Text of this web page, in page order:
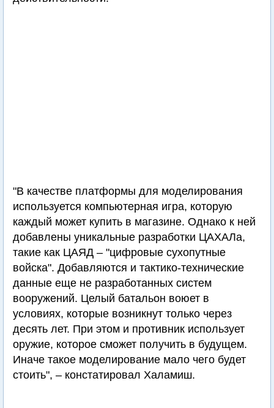
"В качестве платформы для моделирования
используется компьютерная игра, которую
каждый может купить в магазине. Однако к ней
добавлены уникальные разработки ЦАХАЛа,
такие как ЦАЯД – "цифровые сухопутные
войска". Добавляются и тактико-технические
данные еще не разработанных систем
вооружений. Целый батальон воюет в
условиях, которые возникнут только через
десять лет. При этом и противник использует
оружие, которое сможет получить в будущем.
Иначе такое моделирование мало чего будет
стоить", – констатировал Халамиш.